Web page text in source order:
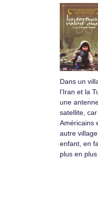
Dans un
l’Iran et la
une
satellite,
Américains
autre
enfant, en
plus en